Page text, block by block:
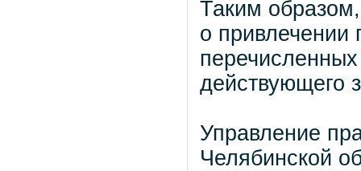
Таким
о привлечении
перечисленных
действующего
Управление
Челябинской